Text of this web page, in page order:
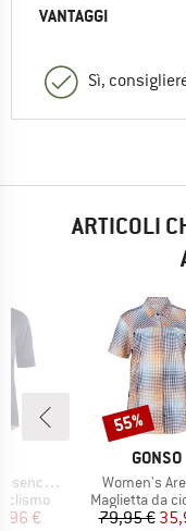
VANTAGGI
Sì,
ARTICOLI
Jersey
ridotto
€
MARCHIO
GONSO
Articolo
Women's
Gruppo di
Maglietta da
79,95 €
Sconto
55%